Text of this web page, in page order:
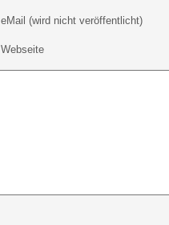
eMail (wird nicht veröffentlicht)
Webseite